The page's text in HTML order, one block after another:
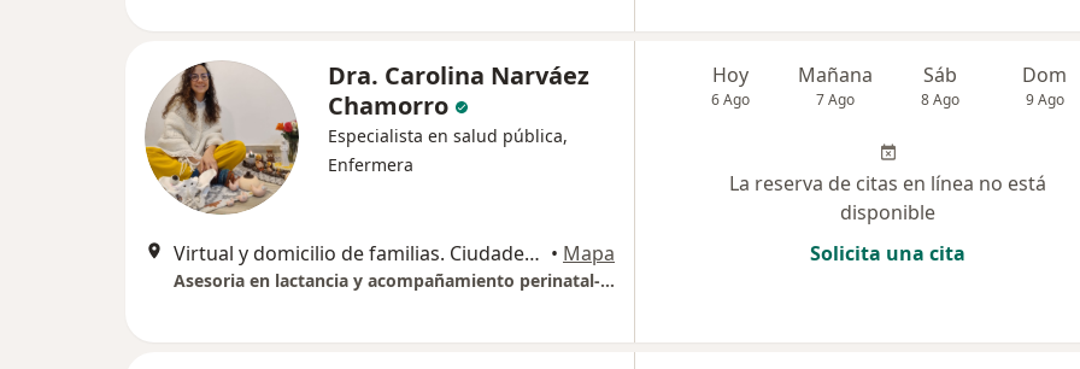
Dra. Carolina Narváez
Chamorro
Especialista en salud pública,
Enfermera
Virtual y domicilio de familias. Ciudades distintas a Bogotá previo acuerdo, Bogotá • Mapa
Asesoria en lactancia y acompañamiento perinatal-Doula
Hoy
6 Ago
Mañana
7 Ago
Sáb
8 Ago
Dom
9 Ago
La reserva de citas en línea no está
disponible
Solicita una cita